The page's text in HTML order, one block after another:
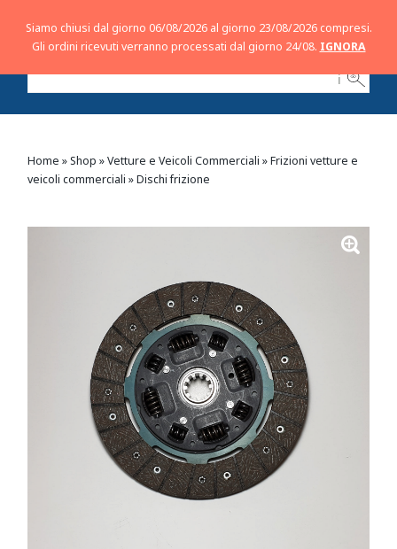
ℹ
Home »Shop »Vetture e Veicoli Commerciali »Frizioni vetture e
veicoli commerciali »Dischi frizione
Siamo chiusi dal giorno 06/08/2026 al giorno 23/08/2026 compresi.
Gli ordini ricevuti verranno processati dal giorno 24/08. IGNORA